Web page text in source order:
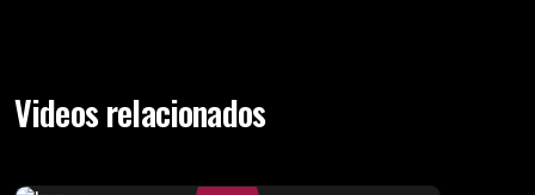
Videos relacionados